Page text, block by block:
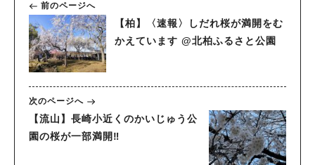
前のページへ
【柏】〈速報〉しだれ桜が満開をむ
かえています @北柏ふるさと公園
次のページへ
【流山】長崎小近くのかいじゅう公
園の桜が一部満開‼︎